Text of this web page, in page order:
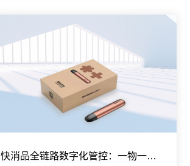
快消品全链路数字化管控：一物一码溯源与防窜货管理系统解决方案